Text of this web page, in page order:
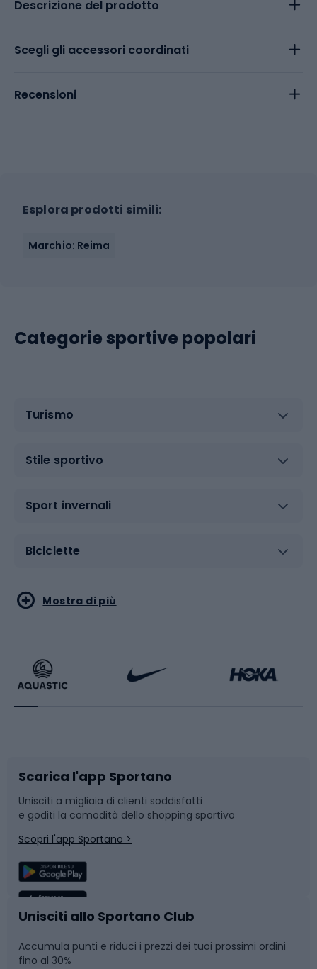
Descrizione del prodotto
Scegli gli accessori coordinati
Recensioni
Esplora prodotti simili:
Marchio: Reima
Categorie sportive popolari
Turismo
Stile sportivo
Sport invernali
Biciclette
Sport acquatici
Bikepacking
Bushcraft
Corsa
Sport di squadra
Caschi da ciclismo
Skitouring
Sport di arti marziali
Sport con le racchette
Slitte e slittini
Snowboard
Camminata nordica
Nuoto
Pattinaggio
Mostra di più
Scarica l'app Sportano
Unisciti a migliaia di clienti soddisfatti
e goditi la comodità dello shopping sportivo
Scopri l'app Sportano >
Unisciti allo Sportano Club
Accumula punti e riduci i prezzi dei tuoi prossimi ordini
fino al 30%